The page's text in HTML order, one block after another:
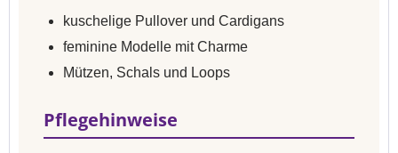
kuschelige Pullover und Cardigans
feminine Modelle mit Charme
Mützen, Schals und Loops
Pflegehinweise